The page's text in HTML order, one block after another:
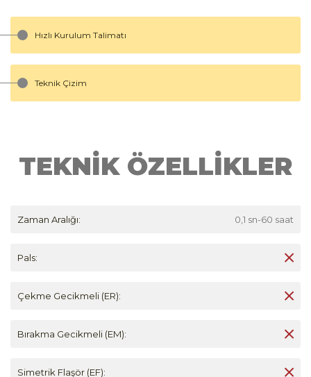
Hızlı Kurulum Talimatı
Teknik Çizim
TEKNİK ÖZELLİKLER
Zaman Aralığı: 0,1 sn-60 saat
Pals:
Çekme Gecikmeli (ER):
Bırakma Gecikmeli (EM):
Simetrik Flaşör (EF):